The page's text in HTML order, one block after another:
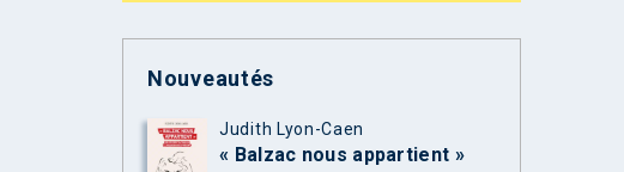
Nouveautés
Judith Lyon-Caen
« Balzac nous appartient »